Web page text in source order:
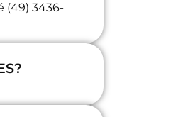
(49) 3436-